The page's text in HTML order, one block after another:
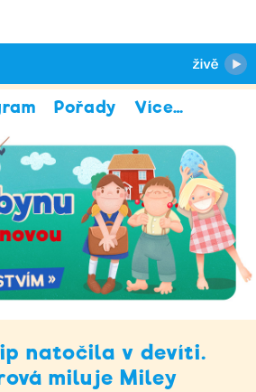
Pořady Více…
natočila v devíti.
miluje Miley